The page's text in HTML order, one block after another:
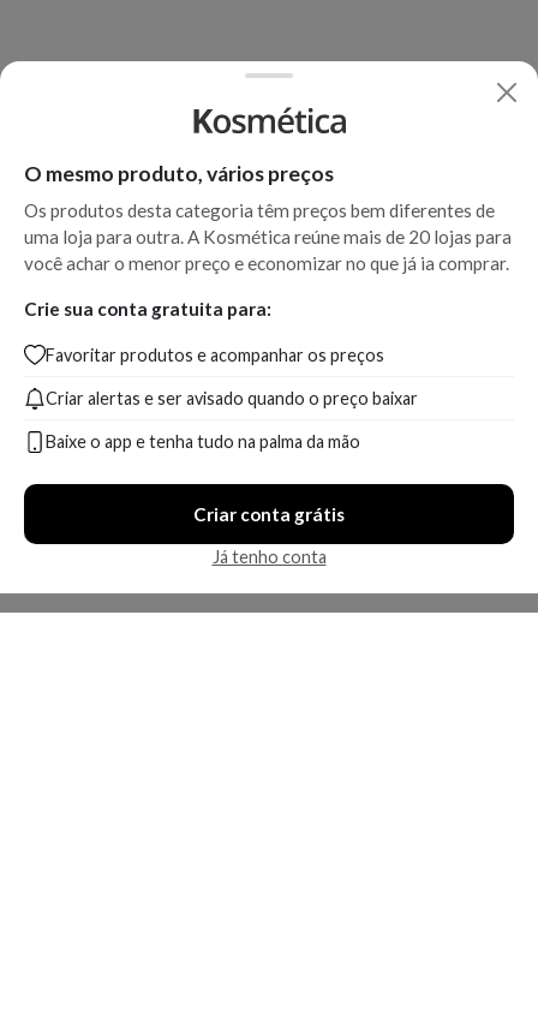
O mesmo produto, vários preços
Os produtos desta categoria têm preços bem diferentes de
uma loja para outra. A Kosmética reúne mais de 20 lojas para
você achar o menor preço e economizar no que já ia comprar.
Crie sua conta gratuita para:
Favoritar produtos e acompanhar os preços
Criar alertas e ser avisado quando o preço baixar
Baixe o app e tenha tudo na palma da mão
Criar conta grátis
Já tenho conta